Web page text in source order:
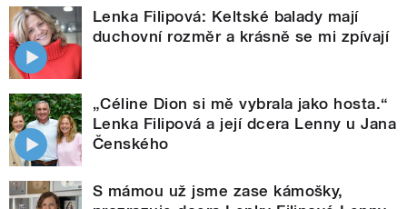
Lenka Filipová: Keltské balady mají
duchovní rozměr a krásně se mi zpívají
„Céline Dion si mě vybrala jako hosta.“
Lenka Filipová a její dcera Lenny u Jana
Čenského
S mámou už jsme zase kámošky,